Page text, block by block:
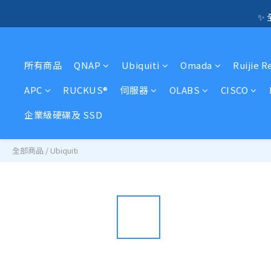
🛍️  全✨
🛍️  全店
所有商品 QNAP Ubiquiti Omada
Ruijie
APC
RUCKUS® 伺服器 OLABS CISCO
企業級硬碟及 SSD
全部商品 / Ubiquiti